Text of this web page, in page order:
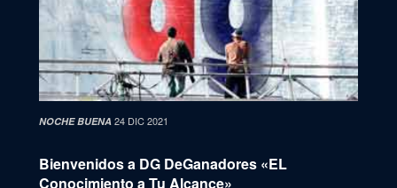
NOCHE BUENA 24 DIC 2021
Bienvenidos a DG DeGanadores «EL
Conocimiento a Tu Alcance»